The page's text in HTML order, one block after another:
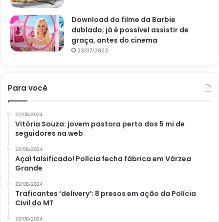
Download do filme da Barbie
dublado; já é possível assistir de
graça, antes do cinema
23/07/2023
Para você
22/08/2024
Vitória Souza: jovem pastora perto dos 5 mi de
seguidores na web
22/08/2024
Açaí falsificado! Polícia fecha fábrica em Várzea
Grande
22/08/2024
Traficantes ‘delivery’: 8 presos em ação da Polícia
Civil do MT
22/08/2024